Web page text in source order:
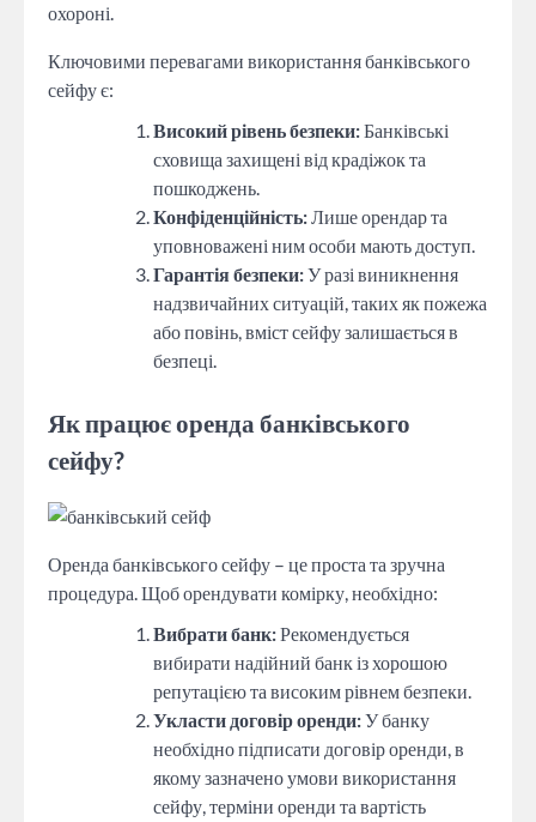
охороні.
Ключовими перевагами використання банківського
сейфу є:
Високий рівень безпеки:Банківські
сховища захищені від крадіжок та
пошкоджень.
Конфіденційність: Лише орендар та
уповноважені ним особи мають доступ.
Гарантія безпеки:У разі виникнення
надзвичайних ситуацій, таких як пожежа
або повінь, вміст сейфу залишається в
безпеці.
Як працює оренда банківського
сейфу?
Оренда банківського сейфу – це проста та зручна
процедура. Щоб орендувати комірку, необхідно:
Вибрати банк:Рекомендується
вибирати надійний банк із хорошою
репутацією та високим рівнем безпеки.
Укласти договір оренди:У банку
необхідно підписати договір оренди, в
якому зазначено умови використання
сейфу, терміни оренди та вартість